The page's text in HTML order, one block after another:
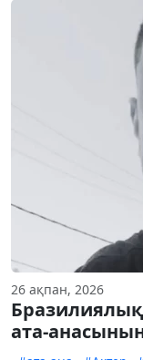
26 ақпан, 2026
ата-